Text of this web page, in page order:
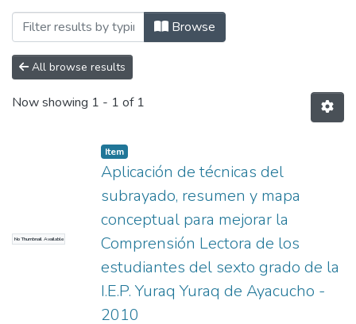
Browsing ESCUELA PROFESIONAL
Browse
All browse results
Now showing 1 - 1 of 1
No Thumbnail Available
Item
Aplicación de técnicas del
subrayado, resumen y mapa
conceptual para mejorar la
Comprensión Lectora de los
estudiantes del sexto grado de la
I.E.P. Yuraq Yuraq de Ayacucho -
2010